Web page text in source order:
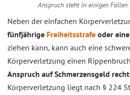
Anspruch steht in einigen Fällen
Neben der einfachen
fünfjährige Freiheitsstrafe oder eine
ziehen kann, kann auch eine
Körperverletzung einen
Anspruch auf Schmerzensgeld
Körperverletzung liegt nach § 224